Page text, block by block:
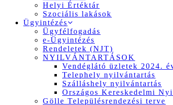
Helyi Értéktár
Szociális lakások
Ügyintézés
Ügyfélfogadás
e-Ügyintézés
Rendeletek (NJT)
NYILVÁNTARTÁSOK
Vendéglátó üzletek 2024.
Telephely nyilvántartás
Szálláshely nyilvántartás
Országos Kereskedelmi
Gölle Településrendezési terve